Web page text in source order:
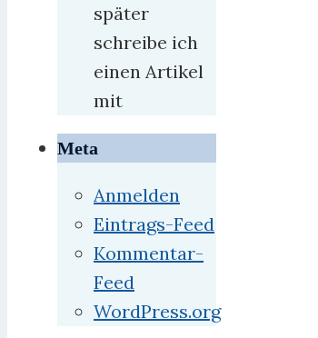
später
schreibe ich
einen Artikel
mit
Meta
Anmelden
Eintrags-Feed
Kommentar-
Feed
WordPress.org